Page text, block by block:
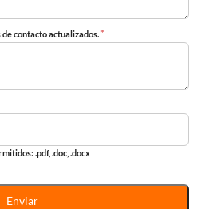
contacto actualizados. *
.pdf, .doc, .docx